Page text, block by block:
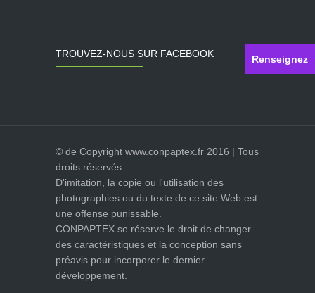
Renseignez
TROUVEZ-NOUS SUR FACEBOOK
© de Copyright www.conpaptex.fr 2016 | Tous
droits réservés.
D'imitation, la copie ou l'utilisation des
photographies ou du texte de ce site Web est
une offense punissable.
CONPAPTEX se réserve le droit de changer
des caractéristiques et la conception sans
préavis pour incorporer le dernier
développement.